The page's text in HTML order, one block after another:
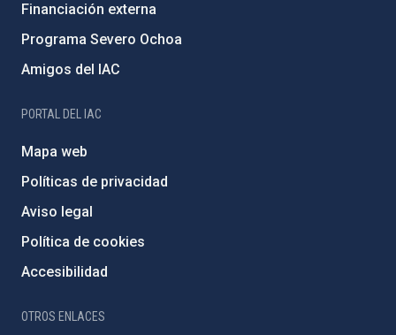
Financiación externa
Programa Severo Ochoa
Amigos del IAC
PORTAL DEL IAC
Mapa web
Políticas de privacidad
Aviso legal
Política de cookies
Accesibilidad
OTROS ENLACES